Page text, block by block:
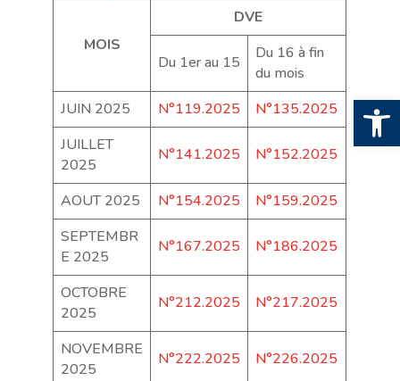
MOIS
DVE
Du 1er au 15
Du 16 à fin
du mois
JUIN 2025
N°119.2025
N°135.2025
JUILLET
2025
N°141.2025 N°152.2025
AOUT 2025 N°154.2025
N°159.2025
SEPTEMBR
E 2025
N°167.2025 N°186.2025
OCTOBRE
2025
N°212.2025 N°217.2025
NOVEMBRE
2025
N°222.2025 N°226.2025